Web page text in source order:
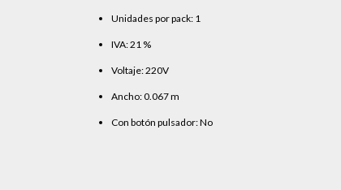
Unidades por pack: 1
IVA: 21 %
Voltaje: 220V
Ancho: 0.067 m
Con botón pulsador: No